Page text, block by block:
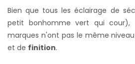
Bien que tous les éclairage de
petit bonhomme vert qui cour),
marques n'ont pas le même
et de finition.